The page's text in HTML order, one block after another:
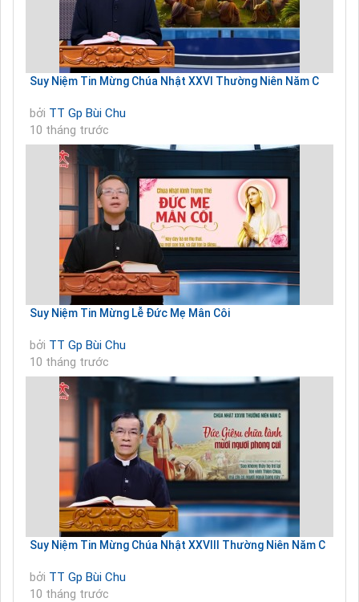
Suy Niệm Tin Mừng Chúa Nhật XXVI Thường Niên Năm C
bởi TT Gp Bùi Chu
10 tháng trước
Suy Niệm Tin Mừng Lễ Đức Mẹ Mân Côi
bởi TT Gp Bùi Chu
10 tháng trước
Suy Niệm Tin Mừng Chúa Nhật XXVIII Thường Niên Năm C
bởi TT Gp Bùi Chu
10 tháng trước